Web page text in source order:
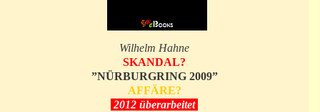
Wilhelm Hahne
SKANDAL?
”NÜRBURGRING 2009”
AFFÄRE?
2012 überarbeitet